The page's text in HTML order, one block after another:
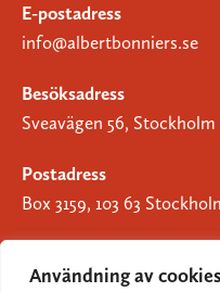
Användning av
E-postadress
info@albertbonniers.se
Besöksadress
Sveavägen 56, Stockholm
Postadress
Box 3159, 103 63